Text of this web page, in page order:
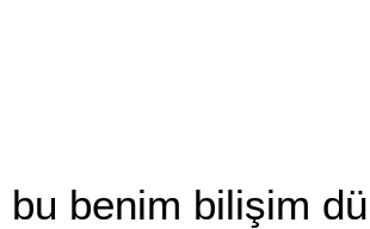
bu benim bilişim